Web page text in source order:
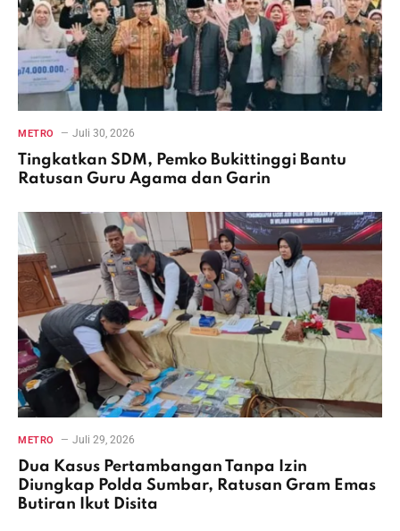
METRO Juli 30, 2026
Tingkatkan SDM, Pemko Bukittinggi Bantu
Ratusan Guru Agama dan Garin
METRO Juli 29, 2026
Dua Kasus Pertambangan Tanpa Izin
Diungkap Polda Sumbar, Ratusan Gram Emas
Butiran Ikut Disita